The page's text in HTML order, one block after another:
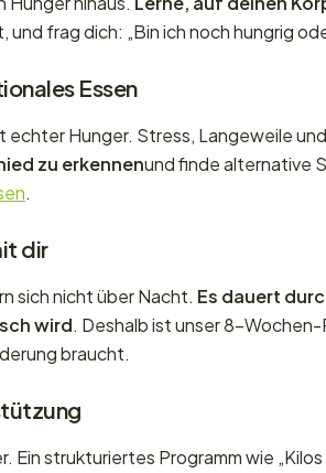
und frag dich: „Bin ich noch hungrig
Essen
echter Hunger. Stress, Langeweile
zu erkennenund finde alternative
.
dir
sich nicht über Nacht. Es dauert
wird. Deshalb ist unser 8-
braucht.
Ein strukturiertes Programm wie